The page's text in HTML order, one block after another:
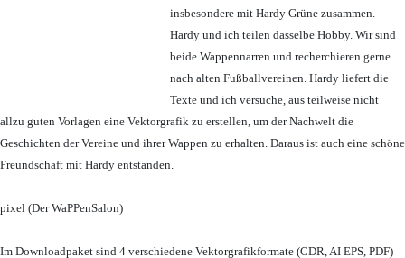
insbesondere mit Hardy Grüne zusammen.
Hardy und ich teilen dasselbe Hobby. Wir sind
beide Wappennarren und recherchieren gerne
nach alten Fußballvereinen. Hardy liefert die
Texte und ich versuche, aus teilweise nicht
allzu guten Vorlagen eine Vektorgrafik zu erstellen, um der Nachwelt die
Geschichten der Vereine und ihrer Wappen zu erhalten. Daraus ist auch eine schöne
Freundschaft mit Hardy entstanden.
pixel (Der WaPPenSalon)
Im Downloadpaket sind 4 verschiedene Vektorgrafikformate (CDR, AI EPS, PDF)